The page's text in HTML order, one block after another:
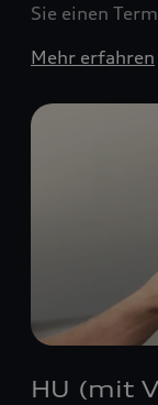
Sie einen
Mehr erfahren
HU (mit